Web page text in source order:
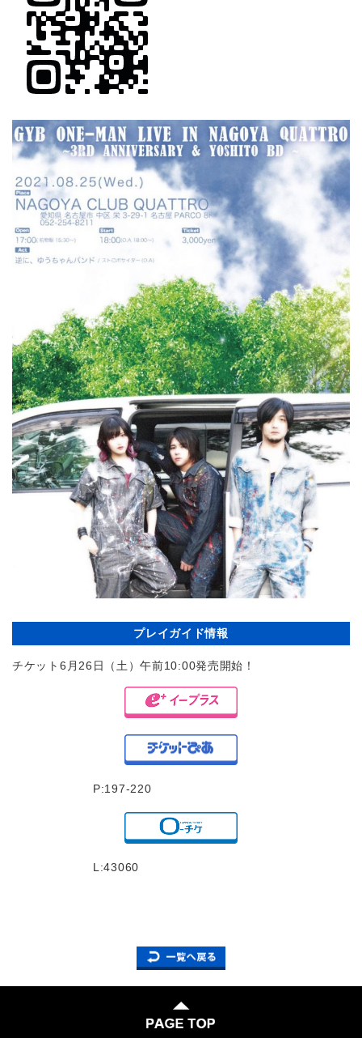
プレイガイド情報
チケット6月26日（土）午前10:00発売開始！
P:197-220
L:43060